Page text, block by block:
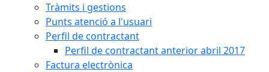
Tràmits i gestions
Punts atenció a l'usuari
Perfil de contractant
Perfil de contractant anterior abril 2017
Factura electrònica